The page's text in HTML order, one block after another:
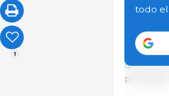
1
Las
que los
protegen
todo